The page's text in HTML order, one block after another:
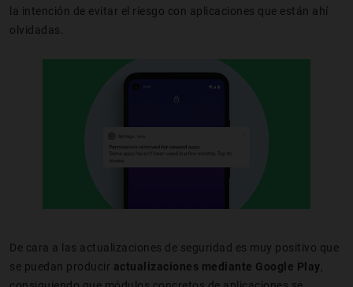
la intención de evitar el riesgo con aplicaciones que están ahí
olvidadas.
De cara a las actualizaciones de seguridad es muy positivo que
se puedan producir actualizaciones mediante Google Play,